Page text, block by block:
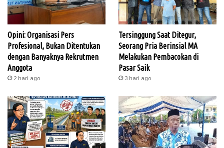
Opini: Organisasi Pers
Profesional, Bukan Ditentukan
dengan Banyaknya Rekrutmen
Anggota
2 hari ago
Tersinggung Saat Ditegur,
Seorang Pria Berinsial MA
Melakukan Pembacokan di
Pasar Saik
3 hari ago